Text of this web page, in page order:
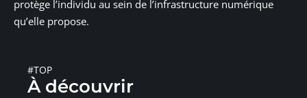
protège l’individu au sein de l’infrastructure numérique
qu’elle propose.
#TOP
À découvrir